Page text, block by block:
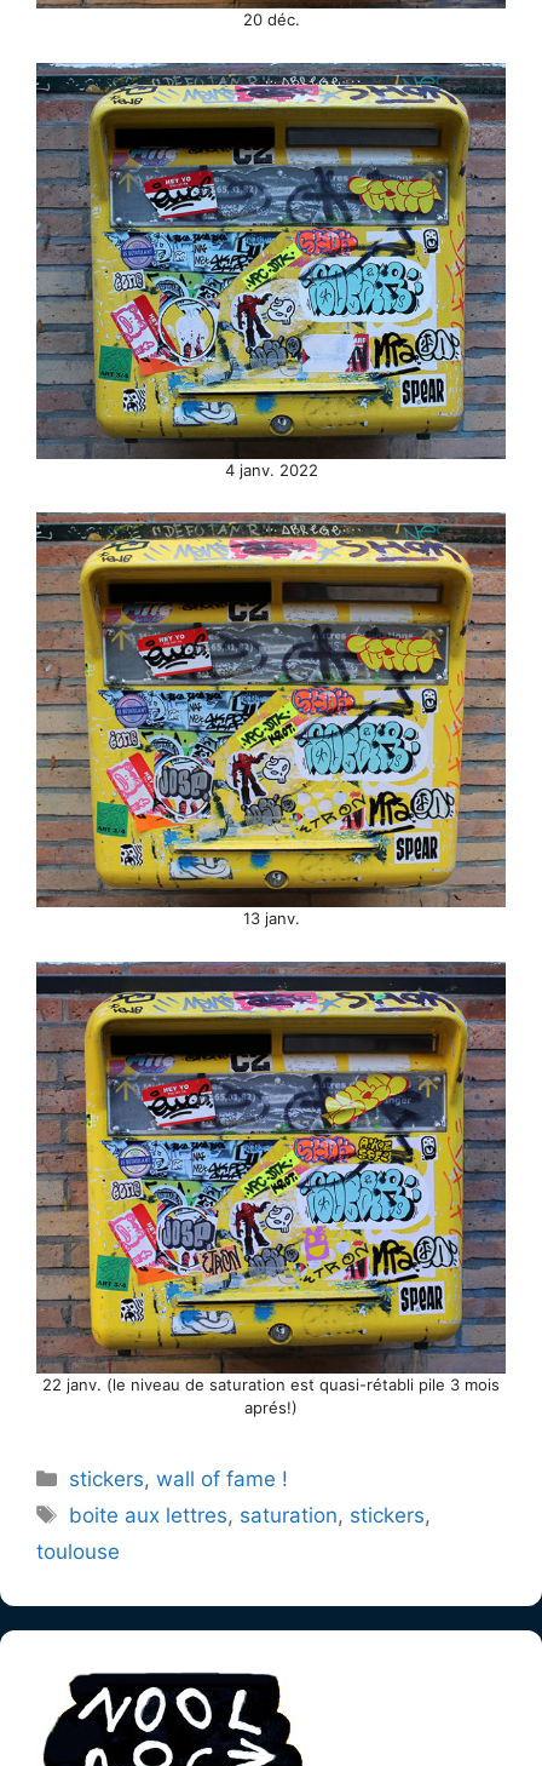
20 déc.
4 janv. 2022
13 janv.
22 janv. (le niveau de saturation est quasi-rétabli pile 3 mois
aprés!)
Catégories
stickers,wall of fame !
Étiquettes
boite aux lettres, saturation, stickers,
toulouse